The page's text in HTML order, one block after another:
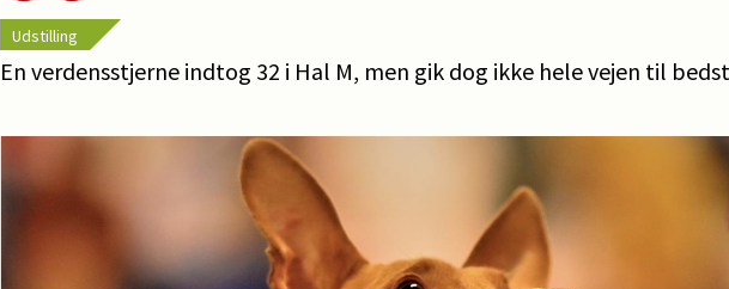
Udstilling
En verdensstjerne indtog 32 i Hal M, men gik dog ikke hele vejen til